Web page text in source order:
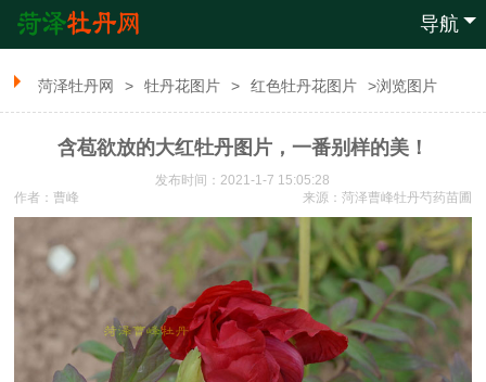
导航
菏泽牡丹网 > 牡丹花图片 > 红色牡丹花图片 >浏览图片
含苞欲放的大红牡丹图片，一番别样的美！
发布时间：2021-1-7 15:05:28
来源： 菏泽曹峰牡丹芍药苗圃
作者：曹峰